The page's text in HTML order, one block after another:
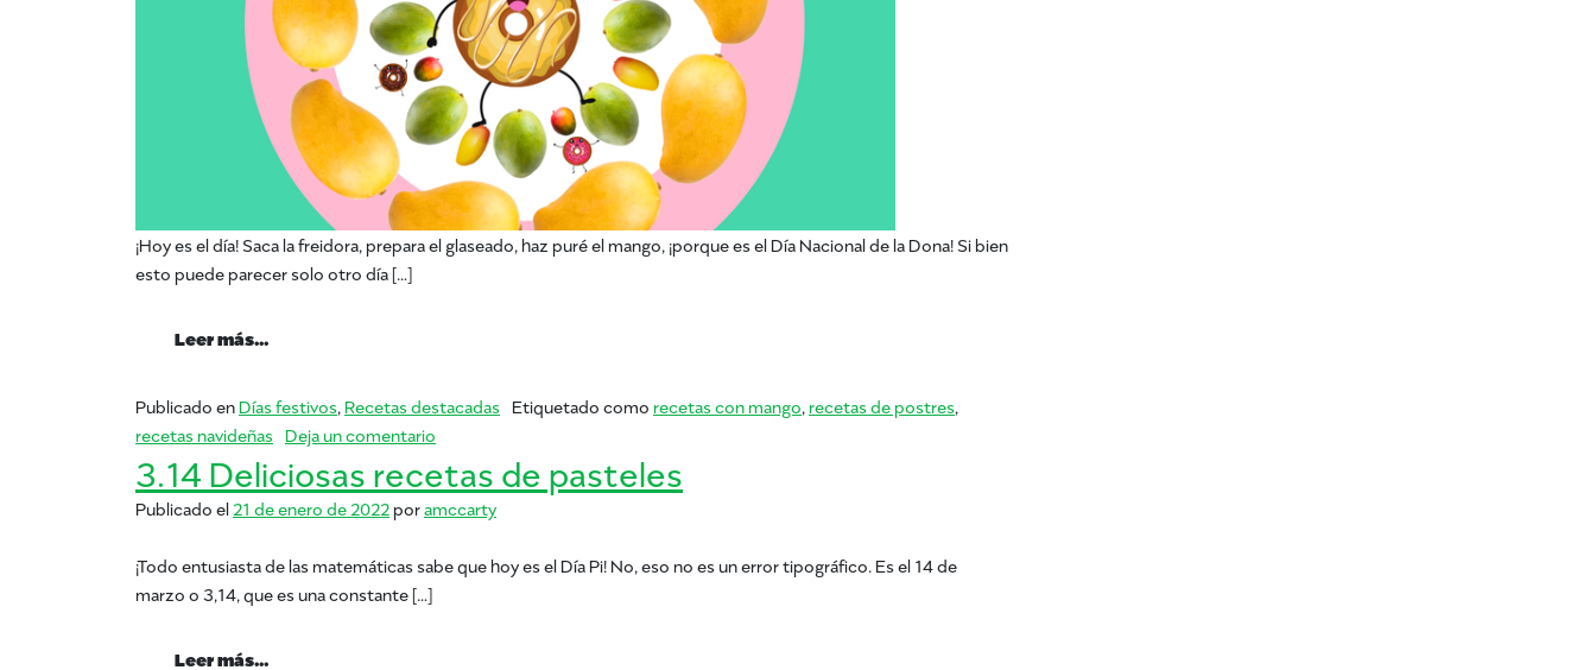
¡Hoy es el día! Saca la freidora, prepara el glaseado, haz puré el mango, ¡porque es el Día Nacional de la Dona! Si bien
esto puede parecer solo otro día […]
Leer más…
Publicado enDías festivos Recetas destacadas Etiquetado como recetas con mango recetas de postres
recetas navideñas Deja un comentario
3.14 Deliciosas recetas de pasteles
Publicado el 21 de enero de 2022poramccarty
¡Todo entusiasta de las matemáticas sabe que hoy es el Día Pi! No, eso no es un error tipográfico. Es el 14 de
marzo o 3,14, que es una constante […]
Leer más…